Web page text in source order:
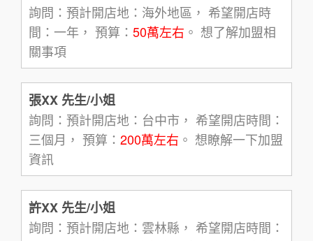
詢問：預計開店地：海外地區， 希望開店時
間：一年， 預算： 50萬左右 。 想了解加盟相
關事項
張XX 先生/小姐
詢問：預計開店地：台中市， 希望開店時間：
三個月， 預算： 200萬左右 。 想瞭解一下加盟
資訊
許XX 先生/小姐
詢問：預計開店地：雲林縣， 希望開店時間：